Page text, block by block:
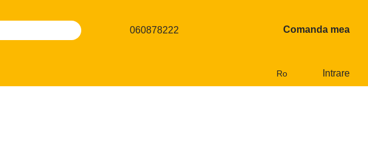
060878222 Comanda mea
Ro Intrare